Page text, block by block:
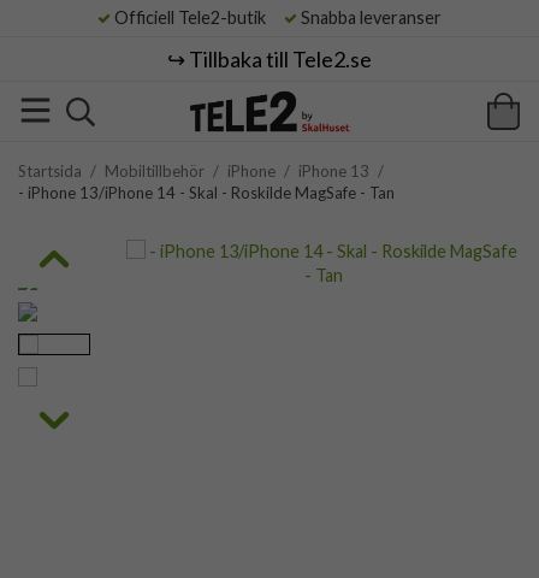
Officiell Tele2-butik Snabba leveranser
↪️ Tillbaka till Tele2.se
Startsida / Mobiltillbehör / iPhone / iPhone 13 /
- iPhone 13/iPhone 14 - Skal - Roskilde MagSafe - Tan